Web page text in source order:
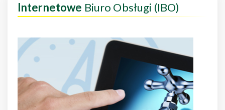
Internetowe Biuro Obsługi (IBO)